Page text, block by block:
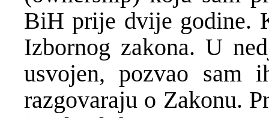
BiH prije dvije godine.
Izbornog zakona. U
usvojen, pozvao
razgovaraju o Zakonu.